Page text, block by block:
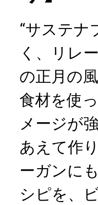
“サステナ
く、リレ
の正月の
食材を使
メージが
あえて作
ーガンに
シピを、